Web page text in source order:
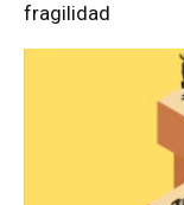
fragilidad